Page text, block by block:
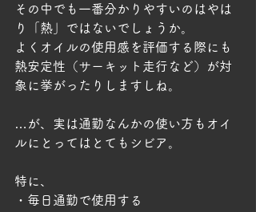
その中でも一番分かりやすいのはやは
り「熱」ではないでしょうか。
よくオイルの使用感を評価する際にも
熱安定性（サーキット走行など）が対
象に挙がったりしますしね。
…が、実は通勤なんかの使い方もオイ
ルにとってはとてもシビア。
特に、
・毎日通勤で使用する